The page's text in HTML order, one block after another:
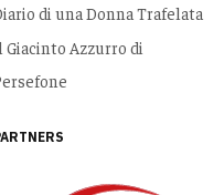
di una Donna Trafelata
Giacinto Azzurro di